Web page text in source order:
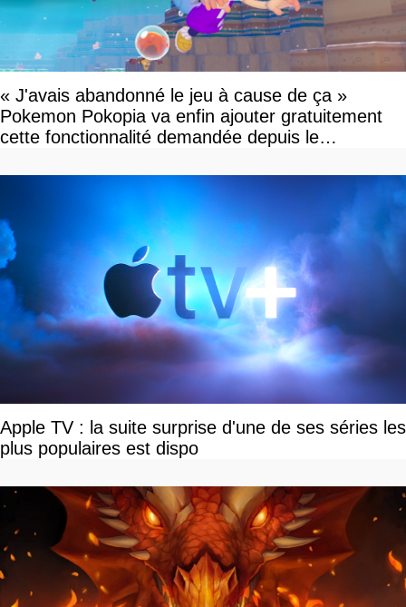
« J'avais abandonné le jeu à cause de ça »
Pokemon Pokopia va enfin ajouter gratuitement
cette fonctionnalité demandée depuis le
Apple TV : la suite surprise d'une de ses séries les
plus populaires est dispo